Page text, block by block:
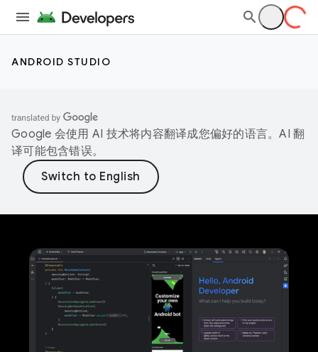
ANDROID STUDIO
Google 会使用 AI 技术将内容翻译成您偏好的语言。AI 翻
译可能包含错误。